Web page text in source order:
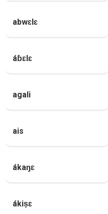
abwɛlɛ
áɓɛlɛ
agali
ais
ákaŋɛ
ákiṣɛ